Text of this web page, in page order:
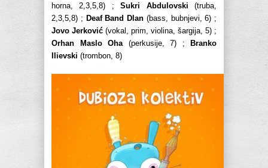
horna, 2,3,5,8) ;Sukri Abdulovski (truba,
2,3,5,8) ; Deaf Band Dlan (bass, bubnjevi, 6) ;
Jovo Jerković (vokal, prim, violina, šargija, 5) ;
Orhan Maslo Oha(perkusije, 7) ;
Branko
Ilievski (trombon, 8)